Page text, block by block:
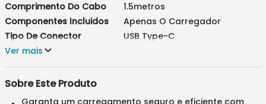
Comprimento Do Cabo
Componentes Incluidos
Tipo De Conector
Potência
1.5metros
Apenas O Carregador
USB Type-C
Ver mais
Sobre Este Produto
Garanta um carregamento seguro e eficiente com